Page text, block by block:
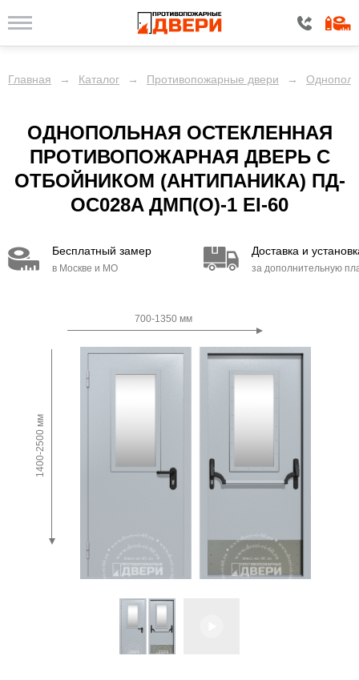
Главная → Каталог → Противопожарные двери →
ОДНОПОЛЬНАЯ ОСТЕКЛЕННАЯ
ПРОТИВОПОЖАРНАЯ ДВЕРЬ С
ОТБОЙНИКОМ (АНТИПАНИКА) ПД-
ОС028A ДМП(О)-1 EI-60
Бесплатный замер
в Москве и МО
Доставка и
за дополнительную
700-1350 мм
1400-2500 мм